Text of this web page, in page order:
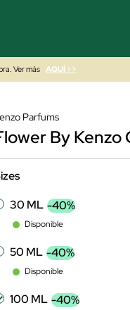
Ver más AQUÍ >>
Parfums
By Kenzo
30 ML -40%
Disponible
50 ML -40%
Disponible
100 ML -40%